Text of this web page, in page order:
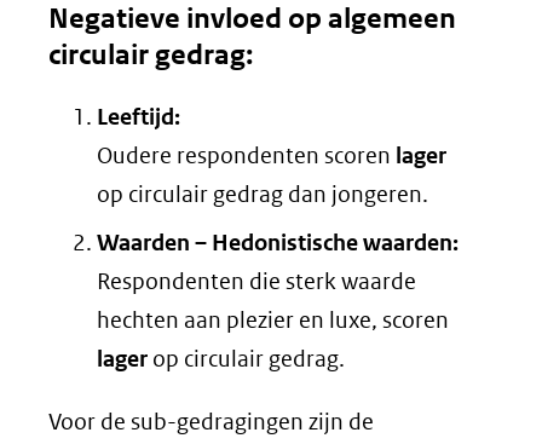
Negatieve invloed op algemeen
circulair gedrag:
Leeftijd:
Oudere respondenten scoren lager
op circulair gedrag dan jongeren.
Waarden – Hedonistische waarden:
Respondenten die sterk waarde
hechten aan plezier en luxe, scoren
lager op circulair gedrag.
Voor de sub-gedragingen zijn de